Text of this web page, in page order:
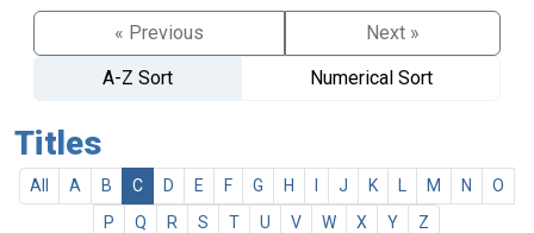
« Previous
Next »
A-Z Sort
Numerical Sort
Titles
All A B C D E F G H J K M N
O
P
Q R S T U V W X Y Z